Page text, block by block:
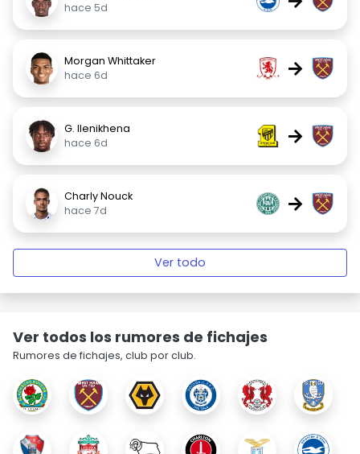
hace 5d
Morgan Whittaker
hace 6d
→
G. Ilenikhena
hace 6d
→
Charly Nouck
hace 7d
→
Ver todo
Ver todos los rumores de fichajes
Rumores de fichajes, club por club.